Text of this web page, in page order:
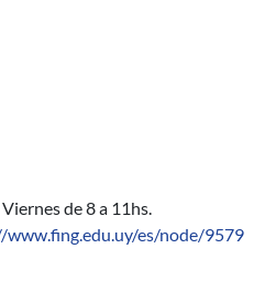
de 8 a 11hs.
es/node/9579